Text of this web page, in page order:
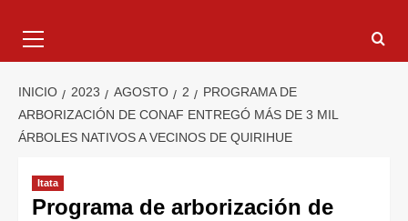
INICIO 2023 AGOSTO 2
PROGRAMA DE
ARBORIZACIÓN DE CONAF ENTREGÓ MÁS DE 3 MIL
ÁRBOLES NATIVOS A VECINOS DE QUIRIHUE
Itata
Programa de arborización de